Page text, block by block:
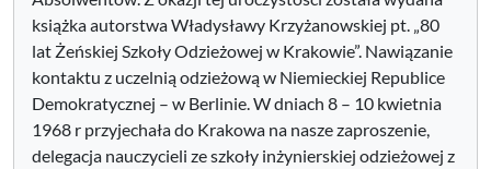
książka autorstwa Władysławy Krzyżanowskiej pt. „80
lat Żeńskiej Szkoły Odzieżowej w Krakowie”. Nawiązanie
kontaktu z uczelnią odzieżową w Niemieckiej Republice
Demokratycznej – w Berlinie. W dniach 8 – 10 kwietnia
1968 r przyjechała do Krakowa na nasze zaproszenie,
delegacja nauczycieli ze szkoły inżynierskiej odzieżowej z